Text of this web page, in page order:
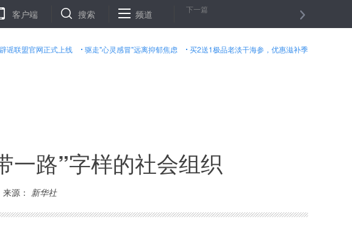
楼市半年考：一线城市偃旗息鼓 三四线城市警惕风险 花式扣毕业证，会令大学办
客户端 搜索 频道 下一篇
谣联盟官网正式上线 驱走"心灵感冒"远离抑郁焦虑 买2送1极品老淡干海参，优惠滋补季
一路”字样的社会组织
来源： 新华社